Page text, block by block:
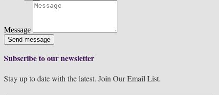
Message
Send message
Subscribe to our newsletter
Stay up to date with the latest. Join Our Email List.